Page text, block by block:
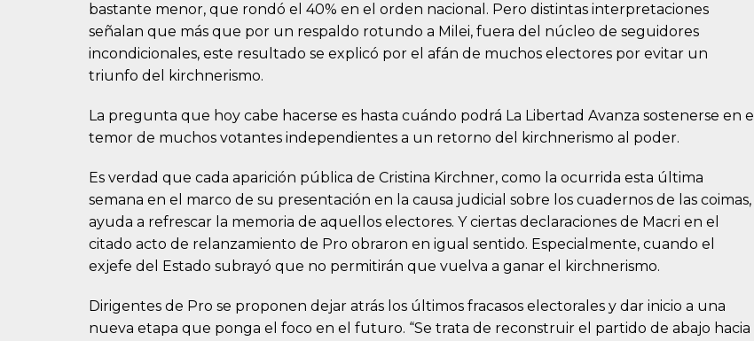
bastante menor, que rondó el 40% en el orden nacional. Pero distintas interpretaciones
señalan que más que por un respaldo rotundo a Milei, fuera del núcleo de seguidores
incondicionales, este resultado se explicó por el afán de muchos electores por evitar un
triunfo del kirchnerismo.
La pregunta que hoy cabe hacerse es hasta cuándo podrá La Libertad Avanza sostenerse en el
temor de muchos votantes independientes a un retorno del kirchnerismo al poder.
Es verdad que cada aparición pública de Cristina Kirchner, como la ocurrida esta última
semana en el marco de su presentación en la causa judicial sobre los cuadernos de las coimas,
ayuda a refrescar la memoria de aquellos electores. Y ciertas declaraciones de Macri en el
citado acto de relanzamiento de Pro obraron en igual sentido. Especialmente, cuando el
exjefe del Estado subrayó que no permitirán que vuelva a ganar el kirchnerismo.
Dirigentes de Pro se proponen dejar atrás los últimos fracasos electorales y dar inicio a una
nueva etapa que ponga el foco en el futuro. “Se trata de reconstruir el partido de abajo hacia